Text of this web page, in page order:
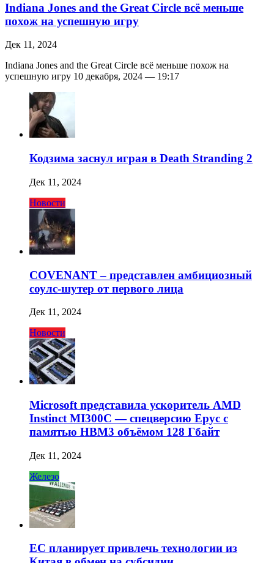
Indiana Jones and the Great Circle всё меньше
похож на успешную игру
Дек 11, 2024
Indiana Jones and the Great Circle всё меньше похож на
успешную игру 10 декабря, 2024 — 19:17
Кодзима заснул играя в Death Stranding 2
Дек 11, 2024
Новости
COVENANT – представлен амбициозный
соулс-шутер от первого лица
Дек 11, 2024
Новости
Microsoft представила ускоритель AMD
Instinct MI300C — спецверсию Epyc с
памятью HBM3 объёмом 128 Гбайт
Дек 11, 2024
Железо
ЕС планирует привлечь технологии из